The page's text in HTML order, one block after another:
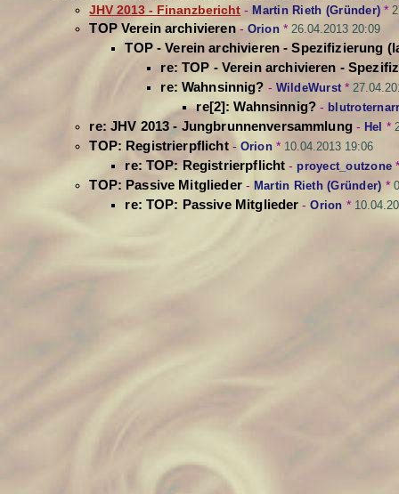
JHV 2013 - Finanzbericht -Martin Rieth (Gründer) *
TOP Verein archivieren- Orion* 26.04.2013 20:09
TOP - Verein archivieren - Spezifizierung
re: TOP - Verein archivieren -
re: Wahnsinnig? - WildeWurst *
re[2]: Wahnsinnig? -
re: JHV 2013 - Jungbrunnenversammlung- Hel *
TOP: Registrierpflicht- Orion* 10.04.2013 19:06
re: TOP: Registrierpflicht - proyect_outzone
TOP: Passive Mitglieder- Martin Rieth (Gründer) *
re: TOP: Passive Mitglieder -Orion *